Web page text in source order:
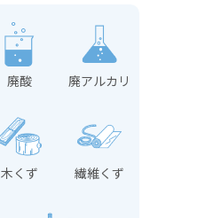
廃酸 廃アルカリ
木くず 繊維くず